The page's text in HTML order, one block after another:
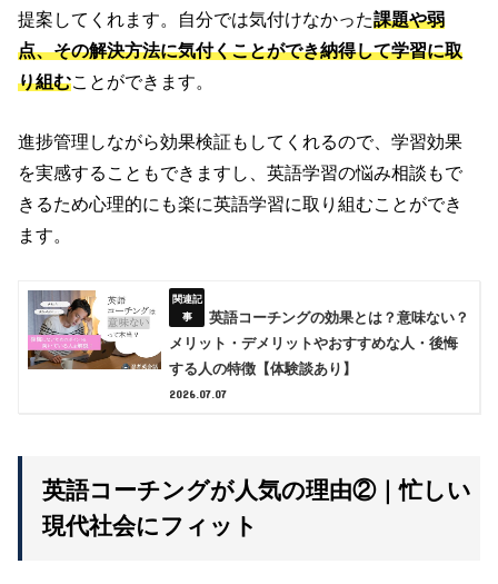
提案してくれます。自分では気付けなかった課題や弱
点、その解決方法に気付くことができ納得して学習に取
り組むことができます。
進捗管理しながら効果検証もしてくれるので、学習効果
を実感することもできますし、英語学習の悩み相談もで
きるため心理的にも楽に英語学習に取り組むことができ
ます。
英語コーチングの効果とは？意味ない？
メリット・デメリットやおすすめな人・後悔
する人の特徴【体験談あり】
2026.07.07
英語コーチングが人気の理由②｜忙しい
現代社会にフィット